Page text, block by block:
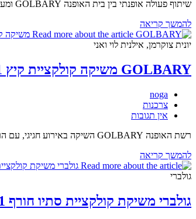
שיתוף פעולה אופנתי בין בית האופנה GOLBARY ומעצב העל הישראלי דרור קונטנטו. קולקצית ערב ראשונה משותפת שמגדירה מחדש את אופנת הערב בישראל חגיגת סטייל, נשיות, עוצמה ונוכחות. אהבתי :) גולברי…
להמשך קריאהגולברי
בשיתוף
פעולה
דרור
קונטנטו
יונית צוקרמן, אילנית לוי ואני
GOLBARY משיקה קולקציית קיץ 2021
מחבר:
noga
קטגוריה:
צרכנות
תגובות:
אין תגובות
רשת האופנה GOLBARY השיקה באירוע חגיגי, עם הרבה סלבס, את קולקציית קיץ 2021 באתי נהנתי מאד ואהבתי :) את הקולקצייה. גולברי אוהבת נשים ומכבדת את גוף האישה :) חגיגה, מילה…
להמשך קריאהGOLBARY
משיקה
2021
גולברי
גולברי משיקת קולקציית סתיו חורף 2021 – 2020